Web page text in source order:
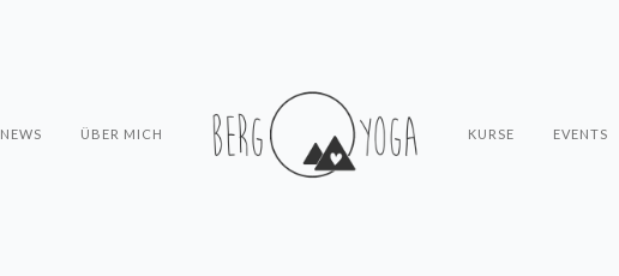
NEWS ÜBER MICH KURSE EVENTS